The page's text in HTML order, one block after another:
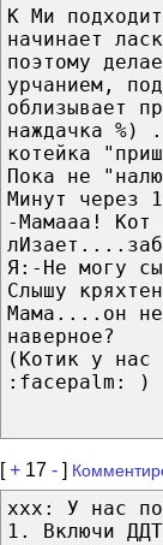
К Ми
начинает
поэтому
урчанием,
облизывает
наждачка %)
котейка
Пока не
Минут через
-Мамааа! Кот
Я:-Не могу
Слышу
Мама....он не
наверное?
(Котик у нас
:facepalm: )
[+ 17 - ]
xxx: У нас
1. Включи ДДТ